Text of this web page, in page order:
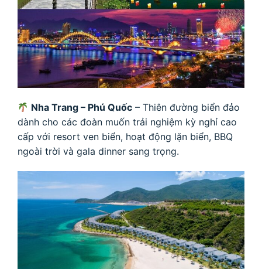
Nha Trang – Phú Quốc – Thiên đường biển đảo
dành cho các đoàn muốn trải nghiệm kỳ nghỉ cao
cấp với resort ven biển, hoạt động lặn biển, BBQ
ngoài trời và gala dinner sang trọng.